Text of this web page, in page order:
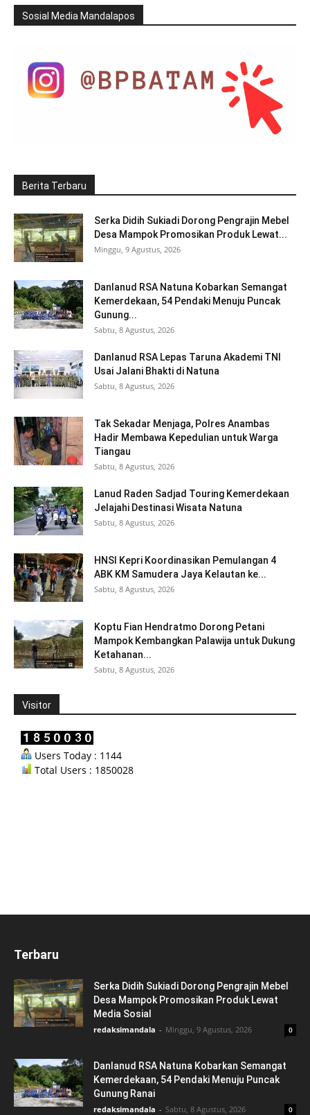
Sosial Media Mandalapos
Berita Terbaru
Serka Didih Sukiadi Dorong Pengrajin Mebel
Desa Mampok Promosikan Produk Lewat...
Minggu, 9 Agustus, 2026
Danlanud RSA Natuna Kobarkan Semangat
Kemerdekaan, 54 Pendaki Menuju Puncak
Gunung...
Sabtu, 8 Agustus, 2026
Danlanud RSA Lepas Taruna Akademi TNI
Usai Jalani Bhakti di Natuna
Sabtu, 8 Agustus, 2026
Tak Sekadar Menjaga, Polres Anambas
Hadir Membawa Kepedulian untuk Warga
Tiangau
Sabtu, 8 Agustus, 2026
Lanud Raden Sadjad Touring Kemerdekaan
Jelajahi Destinasi Wisata Natuna
Sabtu, 8 Agustus, 2026
HNSI Kepri Koordinasikan Pemulangan 4
ABK KM Samudera Jaya Kelautan ke...
Sabtu, 8 Agustus, 2026
Koptu Fian Hendratmo Dorong Petani
Mampok Kembangkan Palawija untuk Dukung
Ketahanan...
Sabtu, 8 Agustus, 2026
Visitor
Users Today : 1144
Total Users : 1850028
Terbaru
Serka Didih Sukiadi Dorong Pengrajin Mebel
Desa Mampok Promosikan Produk Lewat
Media Sosial
redaksimandala - Minggu, 9 Agustus, 2026 0
Danlanud RSA Natuna Kobarkan Semangat
Kemerdekaan, 54 Pendaki Menuju Puncak
Gunung Ranai
redaksimandala - Sabtu, 8 Agustus, 2026 0